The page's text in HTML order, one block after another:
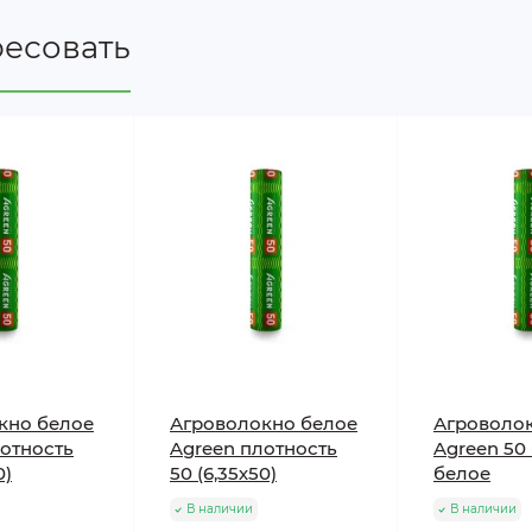
низких температур может использоваться как
плотности 50 г/м²)
: натяните полотно на дуги
аналогично пленке – при помощи клипс, прищепок
шпильками к почве. Этот способ больше
белое
Агроволокно белое
Agreen плотность
50 (6,35х50)
В наличии
Agreen 50
белое
В наличии